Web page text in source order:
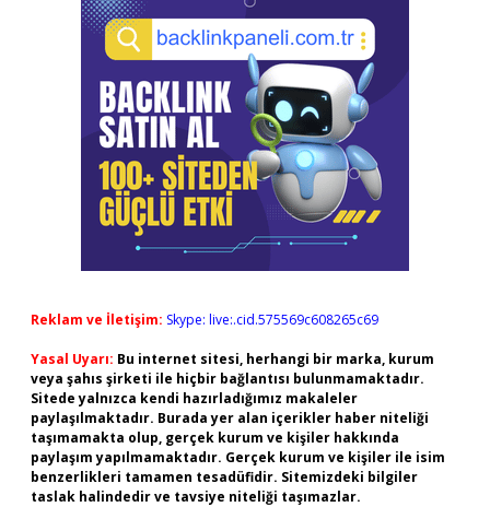
Reklam ve İletişim: Skype: live:.cid.575569c608265c69
Yasal Uyarı: Bu internet sitesi, herhangi bir marka, kurum
veya şahıs şirketi ile hiçbir bağlantısı bulunmamaktadır.
Sitede yalnızca kendi hazırladığımız makaleler
paylaşılmaktadır. Burada yer alan içerikler haber niteliği
taşımamakta olup, gerçek kurum ve kişiler hakkında
paylaşım yapılmamaktadır. Gerçek kurum ve kişiler ile isim
benzerlikleri tamamen tesadüfidir. Sitemizdeki bilgiler
taslak halindedir ve tavsiye niteliği taşımazlar.